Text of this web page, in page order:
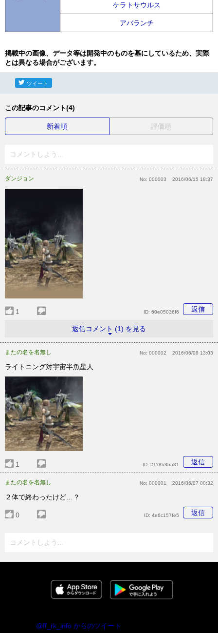
ケラトサウルス
アバランチ
掲載中の画像、データ等は開発中のものを基にしているため、実際
とは異なる場合がございます。
ツイート
この記事のコメント(4)
新着順 評価順
コメントしよう...
ダンジョン No: 000003 2016/06/15 18:37
1 返信
ID: 60e05036f6
返信コメント (1) を見る
またの名を名無し No: 000002 2016/06/08 13:03
ライトニング対宇宙半魚星人
1 返信
ID: 2118b3ba31
またの名を名無し No: 000001 2016/06/07 00:32
２体で終わったけど…？
0 返信
ID: 4e6c157fe5
コメントしよう...
@ff_rk_info からのツイート